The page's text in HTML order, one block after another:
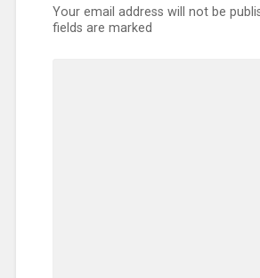
Your email address will not be
fields are marked